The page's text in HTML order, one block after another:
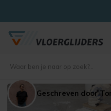
Geschreven door